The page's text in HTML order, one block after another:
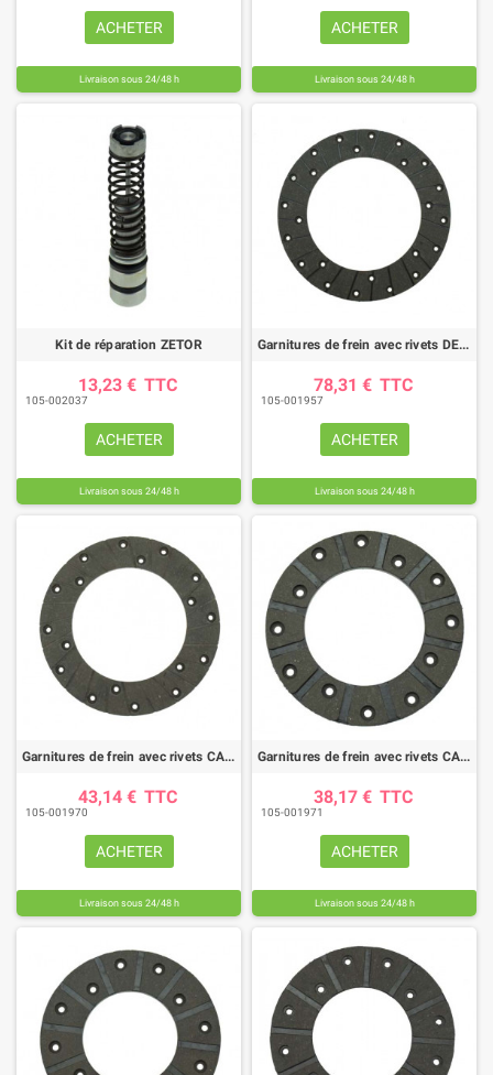
ACHETER
Livraison sous 24/48 h
ACHETER
Livraison sous 24/48 h
Kit de réparation ZETOR
13,23 € TTC
105-002037
ACHETER
Livraison sous 24/48 h
Garnitures de frein avec rivets DEUTZ (diamètre 228mm)
78,31 € TTC
105-001957
ACHETER
Livraison sous 24/48 h
Garnitures de frein avec rivets CASE IH (diamètre 200mm)
43,14 € TTC
105-001970
ACHETER
Livraison sous 24/48 h
Garnitures de frein avec rivets CASE IH (diamètre 142 mm)
38,17 € TTC
105-001971
ACHETER
Livraison sous 24/48 h